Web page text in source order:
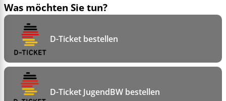
Was möchten Sie tun?
D-Ticket bestellen
D-Ticket JugendBW bestellen